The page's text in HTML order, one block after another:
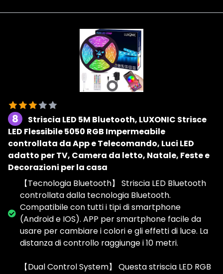
8
Striscia LED 5M Bluetooth, LUXONIC Strisce
LED Flessibile 5050 RGB Impermeabile
controllata da App e Telecomando, Luci LED
adatto per TV, Camera da letto, Natale, Feste e
Decorazioni per la casa
【Tecnologia Bluetooth】 Striscia LED Bluetooth
controllata dalla tecnologia Bluetooth.
Compatibile con tutti i tipi di smartphone
(Android e IOS). APP per smartphone facile da
usare per cambiare i colori e gli effetti di luce. La
distanza di controllo raggiunge i 10 metri.
【Dual Control System】 Questa striscia LED RGB